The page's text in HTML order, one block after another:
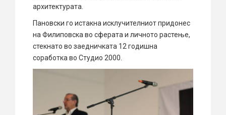
архитектурата.
Пановски го истакна исклучителниот придонес
на Филиповска во сферата и личното растење,
стекнато во заедничката 12 годишна
соработка во Студио 2000.